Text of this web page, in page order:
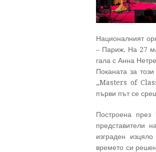
Националният
– Париж. На 27
гала с Анна
Поканата за
„Masters of
първи път се
Построена през
представители
изграден
времето си